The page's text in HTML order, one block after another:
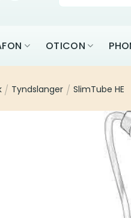
OTICON
/ Tyndslanger / SlimTube HE